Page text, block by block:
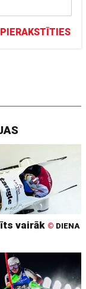
PIERAKSTĪTIES
vairāk © DIENA